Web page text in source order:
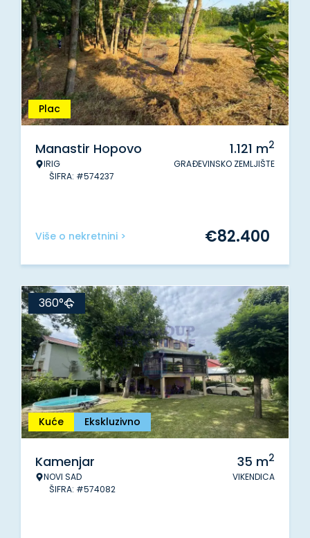
Plac
Manastir Hopovo
IRIG
ŠIFRA: #574237
1.121 m2
GRAĐEVINSKO ZEMLJIŠTE
Više o nekretnini > €82.400
Kuće Ekskluzivno
360°
Kamenjar
NOVI SAD
ŠIFRA: #574082
35 m2
VIKENDICA